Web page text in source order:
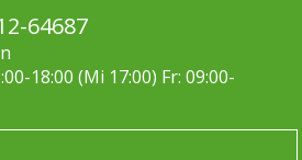
64687
18:00 (Mi 17:00) Fr: 09:00-